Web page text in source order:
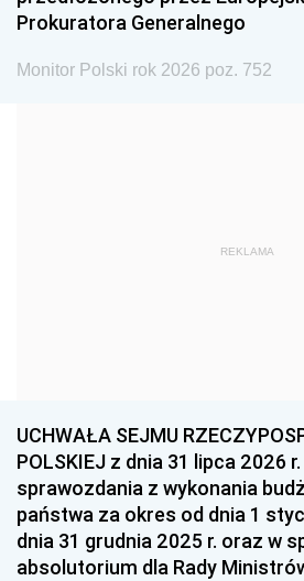
1978 1977
1975 1974
1959
1939 1938
1936 1930
Prokuratora Generalnego
Monitor Polski rok 2026 poz. 752
REKLAMA
UCHWAŁA SEJMU
POLSKIEJ z dnia 31 lipca 2026
sprawozdania z wykonania
państwa za okres od dnia 1
dnia 31 grudnia 2025 r. oraz w
absolutorium dla Rady